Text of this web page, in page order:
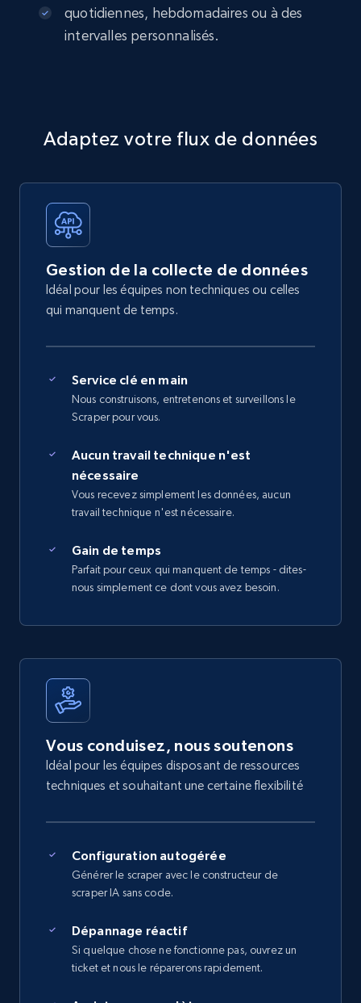
quotidiennes, hebdomadaires ou à des
intervalles personnalisés.
Adaptez votre flux de données
Gestion de la collecte de données
Idéal pour les équipes non techniques ou celles
qui manquent de temps.
Service clé en main
Nous construisons, entretenons et surveillons le
Scraper pour vous.
Aucun travail technique n'est
nécessaire
Vous recevez simplement les données, aucun
travail technique n'est nécessaire.
Gain de temps
Parfait pour ceux qui manquent de temps - dites-
nous simplement ce dont vous avez besoin.
Vous conduisez, nous soutenons
Idéal pour les équipes disposant de ressources
techniques et souhaitant une certaine flexibilité
Configuration autogérée
Générer le scraper avec le constructeur de
scraper IA sans code.
Dépannage réactif
Si quelque chose ne fonctionne pas, ouvrez un
ticket et nous le réparerons rapidement.